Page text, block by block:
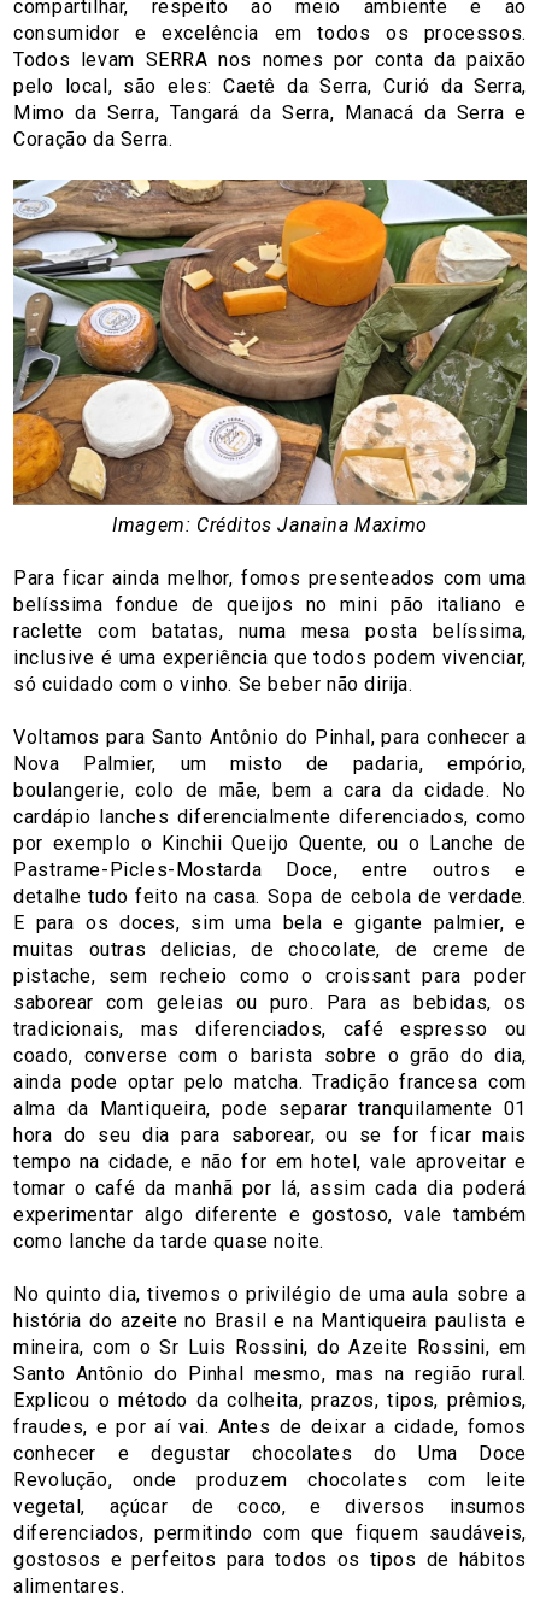
compartilhar, respeito ao meio ambiente e ao
consumidor e excelência em todos os processos.
Todos levam SERRA nos nomes por conta da paixão
pelo local, são eles: Caetê da Serra, Curió da Serra,
Mimo da Serra, Tangará da Serra, Manacá da Serra e
Coração da Serra.
Imagem: Créditos Janaina Maximo
Para ficar ainda melhor, fomos presenteados com uma
belíssima fondue de queijos no mini pão italiano e
raclette com batatas, numa mesa posta belíssima,
inclusive é uma experiência que todos podem vivenciar,
só cuidado com o vinho. Se beber não dirija.
Voltamos para Santo Antônio do Pinhal, para conhecer a
Nova Palmier, um misto de padaria, empório,
boulangerie, colo de mãe, bem a cara da cidade. No
cardápio lanches diferencialmente diferenciados, como
por exemplo o Kinchii Queijo Quente, ou o Lanche de
Pastrame-Picles-Mostarda Doce, entre outros e
detalhe tudo feito na casa. Sopa de cebola de verdade.
E para os doces, sim uma bela e gigante palmier, e
muitas outras delicias, de chocolate, de creme de
pistache, sem recheio como o croissant para poder
saborear com geleias ou puro. Para as bebidas, os
tradicionais, mas diferenciados, café espresso ou
coado, converse com o barista sobre o grão do dia,
ainda pode optar pelo matcha. Tradição francesa com
alma da Mantiqueira, pode separar tranquilamente 01
hora do seu dia para saborear, ou se for ficar mais
tempo na cidade, e não for em hotel, vale aproveitar e
tomar o café da manhã por lá, assim cada dia poderá
experimentar algo diferente e gostoso, vale também
como lanche da tarde quase noite.
No quinto dia, tivemos o privilégio de uma aula sobre a
história do azeite no Brasil e na Mantiqueira paulista e
mineira, com o Sr Luis Rossini, do Azeite Rossini, em
Santo Antônio do Pinhal mesmo, mas na região rural.
Explicou o método da colheita, prazos, tipos, prêmios,
fraudes, e por aí vai. Antes de deixar a cidade, fomos
conhecer e degustar chocolates do Uma Doce
Revolução, onde produzem chocolates com leite
vegetal, açúcar de coco, e diversos insumos
diferenciados, permitindo com que fiquem saudáveis,
gostosos e perfeitos para todos os tipos de hábitos
alimentares.